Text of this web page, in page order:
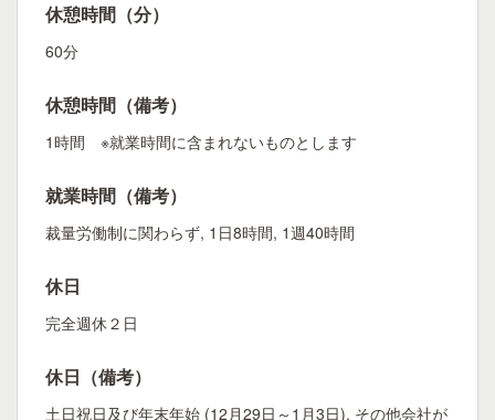
休憩時間（分）
60分
休憩時間（備考）
1時間 ※就業時間に含まれないものとします
就業時間（備考）
裁量労働制に関わらず, 1日8時間, 1週40時間
休日
完全週休２日
休日（備考）
土日祝日及び年末年始 (12月29日～1月3日), その他会社が